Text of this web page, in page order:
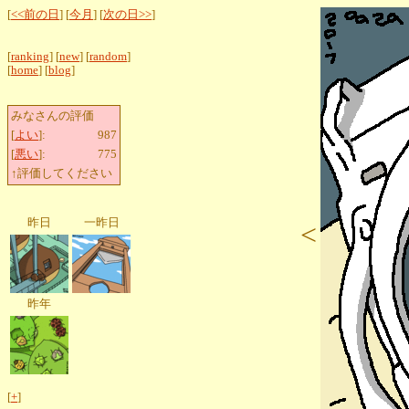
[<<前の日 ] [今月 ] [次の日>>]
[ranking] [new] [random]
[home] [blog]
みなさんの評価
[よい]:
987
[悪い]:
775
↑評価してください
昨日 一昨日
昨年
[+]
<